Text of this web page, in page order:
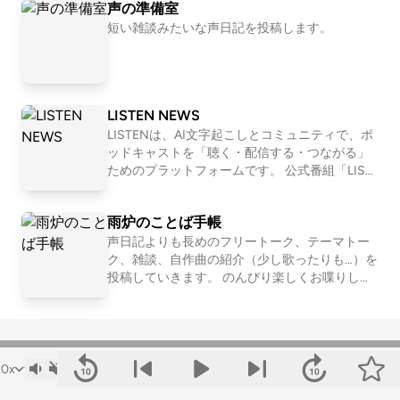
OND所属。IBUKI事業担当営業・テクニカルデ
ィレクター 中川和美 OND所属。IBUKI担当。ト
eetingtakumi 📩シットとシッポへの問い合わせ
はコチラ
声の準備室
短い雑談みたいな声日記を投稿します。
LISTEN NEWS
LISTENは、AI文字起こしとコミュニティで、ポ
ッドキャストを「聴く・配信する・つながる」
ためのプラットフォームです。 公式番組「LIST
→ https://listen.style/
雨炉のことば手帳
声日記よりも長めのフリートーク、テーマトー
ク、雑談、自作曲の紹介（少し歌ったりも…）を
投稿していきます。 のんびり楽しくお喋りしま